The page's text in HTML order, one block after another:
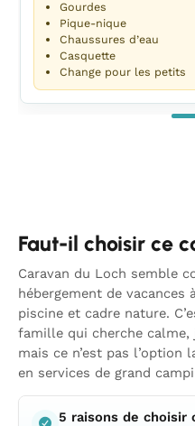
Gourdes
Pique-nique
Chaussures d’eau
Casquette
Change pour les petits
Faut-il choisir ce
Caravan du Loch semble
hébergement de vacances
piscine et cadre nature.
famille qui cherche
mais ce n’est pas
en services de grand
5 raisons de choisir